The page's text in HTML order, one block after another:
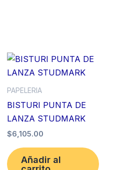
PAPELERIA
BISTURI PUNTA DE
LANZA STUDMARK
$6,105.00
Añadir al